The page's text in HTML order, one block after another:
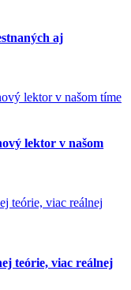
aj
lektor v našom
teórie, viac reálnej